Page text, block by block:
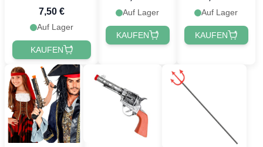
7,50 €
Auf Lager
KAUFEN
Auf Lager
KAUFEN
Auf Lager
KAUFEN